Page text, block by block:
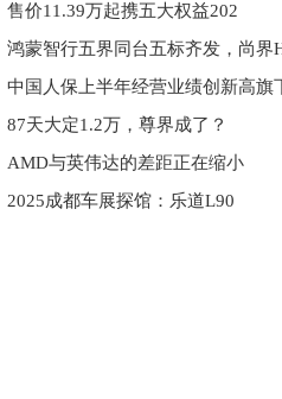
售价11.39万起携五大权益202
鸿蒙智行五界同台五标齐发，尚界
中国人保上半年经营业绩创新高旗
87天大定1.2万，尊界成了？
AMD与英伟达的差距正在缩小
2025成都车展探馆：乐道L90